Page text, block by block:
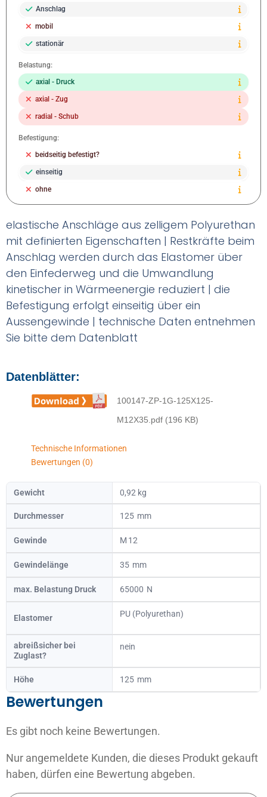
Anschlag
mobil
stationär
Belastung:
axial - Druck
axial - Zug
radial - Schub
Befestigung:
beidseitig befestigt?
einseitig
ohne
elastische Anschläge aus zelligem Polyurethan
mit definierten Eigenschaften | Restkräfte beim
Anschlag werden durch das Elastomer über
den Einfederweg und die Umwandlung
kinetischer in Wärmeenergie reduziert | die
Befestigung erfolgt einseitig über ein
Aussengewinde | technische Daten entnehmen
Sie bitte dem Datenblatt
Datenblätter:
100147-ZP-1G-125X125-
M12X35.pdf (196 KB)
Technische Informationen
Bewertungen (0)
Gewicht 0,92 kg
Durchmesser 125
Gewinde 12
Gewindelänge 35
max. Belastung Druck 65000
Elastomer PU (Polyurethan)
abreißsicher bei
Zuglast?
nein
Höhe 125
Bewertungen
Es gibt noch keine Bewertungen.
Nur angemeldete Kunden, die dieses Produkt gekauft
haben, dürfen eine Bewertung abgeben.